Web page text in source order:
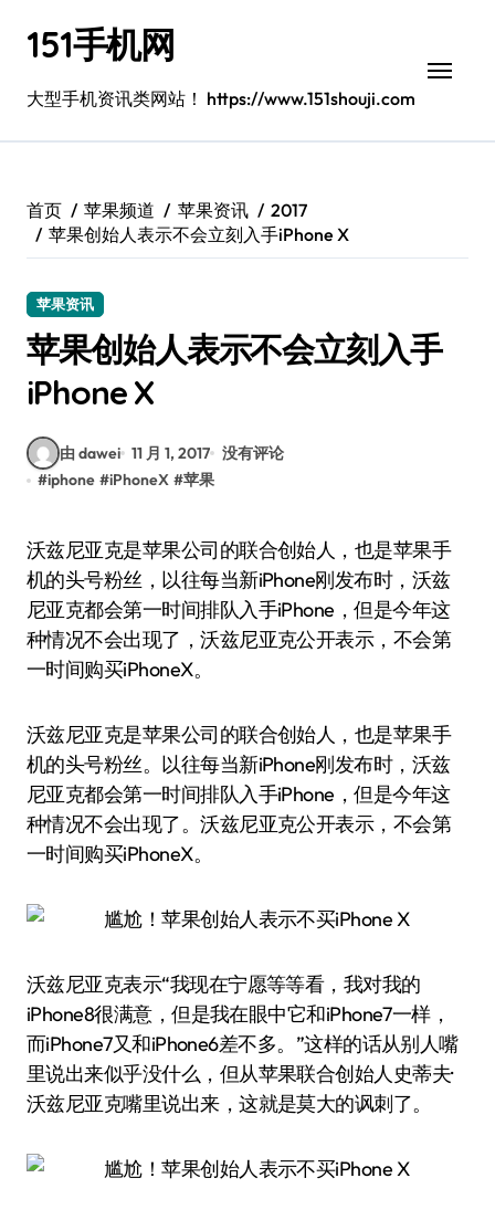
151手机网
大型手机资讯类网站！ https://www.151shouji.com
首页 苹果频道 苹果资讯
2017
苹果创始人表示不会立刻入手iPhone X
苹果资讯
苹果创始人表示不会立刻入手
iPhone X
由 dawei 11 月 1, 2017 没有评论
#iphone #iPhoneX #苹果
沃兹尼亚克是苹果公司的联合创始人，也是苹果手
机的头号粉丝，以往每当新iPhone刚发布时，沃兹
尼亚克都会第一时间排队入手iPhone，但是今年这
种情况不会出现了，沃兹尼亚克公开表示，不会第
一时间购买iPhoneX。
沃兹尼亚克是苹果公司的联合创始人，也是苹果手
机的头号粉丝。以往每当新iPhone刚发布时，沃兹
尼亚克都会第一时间排队入手iPhone，但是今年这
种情况不会出现了。沃兹尼亚克公开表示，不会第
一时间购买iPhoneX。
沃兹尼亚克表示“我现在宁愿等等看，我对我的
iPhone8很满意，但是我在眼中它和iPhone7一样，
而iPhone7又和iPhone6差不多。”这样的话从别人嘴
里说出来似乎没什么，但从苹果联合创始人史蒂夫·
沃兹尼亚克嘴里说出来，这就是莫大的讽刺了。